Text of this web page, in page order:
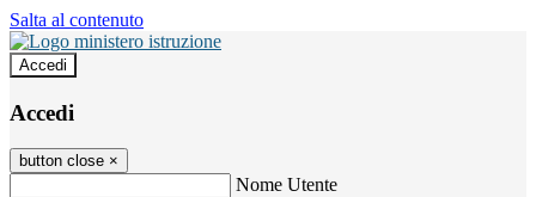
Salta al contenuto
Accedi
Accedi
button close ×
Nome Utente